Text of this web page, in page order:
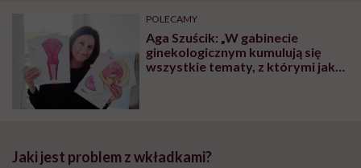
POLECAMY
Aga Szuścik: „W gabinecie
ginekologicznym kumulują się
wszystkie tematy, z którymi jako
Jaki jest problem z wkładkami?